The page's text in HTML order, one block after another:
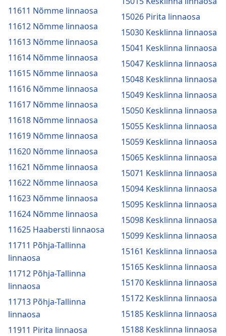
11611 Nõmme linnaosa
11612 Nõmme linnaosa
11613 Nõmme linnaosa
11614 Nõmme linnaosa
11615 Nõmme linnaosa
11616 Nõmme linnaosa
11617 Nõmme linnaosa
11618 Nõmme linnaosa
11619 Nõmme linnaosa
11620 Nõmme linnaosa
11621 Nõmme linnaosa
11622 Nõmme linnaosa
11623 Nõmme linnaosa
11624 Nõmme linnaosa
11625 Haabersti linnaosa
11711 Põhja-Tallinna
linnaosa
11712 Põhja-Tallinna
linnaosa
11713 Põhja-Tallinna
linnaosa
11911 Pirita linnaosa
15026 Pirita linnaosa
15030 Kesklinna linnaosa
15041 Kesklinna linnaosa
15047 Kesklinna linnaosa
15048 Kesklinna linnaosa
15049 Kesklinna linnaosa
15050 Kesklinna linnaosa
15055 Kesklinna linnaosa
15059 Kesklinna linnaosa
15065 Kesklinna linnaosa
15071 Kesklinna linnaosa
15094 Kesklinna linnaosa
15095 Kesklinna linnaosa
15098 Kesklinna linnaosa
15099 Kesklinna linnaosa
15161 Kesklinna linnaosa
15165 Kesklinna linnaosa
15170 Kesklinna linnaosa
15172 Kesklinna linnaosa
15185 Kesklinna linnaosa
15188 Kesklinna linnaosa